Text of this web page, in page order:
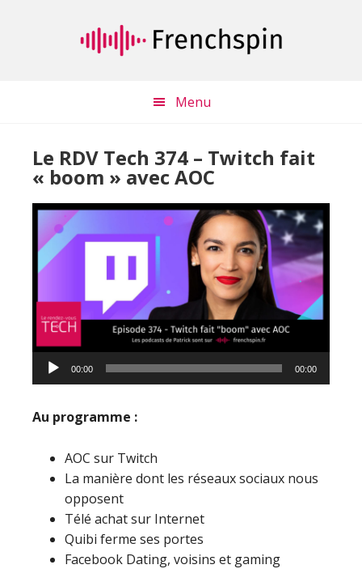
Menu
Le RDV Tech 374 – Twitch fait
« boom » avec AOC
Lecteur
audio
00:00 00:00
Au programme :
AOC sur Twitch
La manière dont les réseaux sociaux nous
opposent
Télé achat sur Internet
Quibi ferme ses portes
Facebook Dating, voisins et gaming